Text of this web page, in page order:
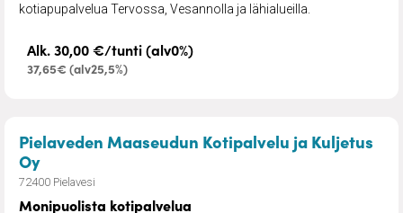
kotiapupalvelua Tervossa, Vesannolla ja lähialueilla.
Alk. 30,00 €/tunti (alv0%)
37,65€ (alv25,5%)
Pielaveden Maaseudun Kotipalvelu ja Kuljetus
Oy– Monipuolista kotipalvelua
72400 Pielavesi
Monipuolista kotipalvelua